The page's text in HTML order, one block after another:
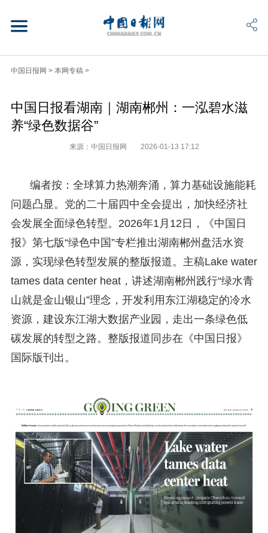
中国日报网 > 本网专稿 >
中国日报看湖南｜湖南郴州：一泓碧水滋
养“绿色数据谷”
来源：中国日报网 2026-01-13 17:12
编者按：全球算力热潮奔涌，算力基础设施能耗
问题凸显。党的二十届四中全会提出，加快经济社
会发展全面绿色转型。2026年1月12日，《中国日
报》第七版“绿色中国”专栏推出湖南郴州盘活水资
源，实现绿色转型发展的整版报道。主稿Lake water
tames data center heat，讲述湖南郴州践行“绿水青
山就是金山银山”理念，开发利用东江湖稳定的冷水
资源，建设东江湖大数据产业园，走出一条绿色低
碳发展的转型之路。整版报道同步在《中国日报》
国际版刊出。